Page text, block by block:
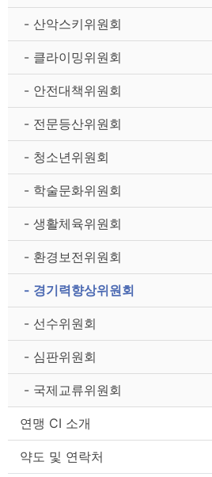
- 산악스키위원회
- 클라이밍위원회
- 안전대책위원회
- 전문등산위원회
- 청소년위원회
- 학술문화위원회
- 생활체육위원회
- 환경보전위원회
- 경기력향상위원회
- 선수위원회
- 심판위원회
- 국제교류위원회
연맹 CI 소개
약도 및 연락처